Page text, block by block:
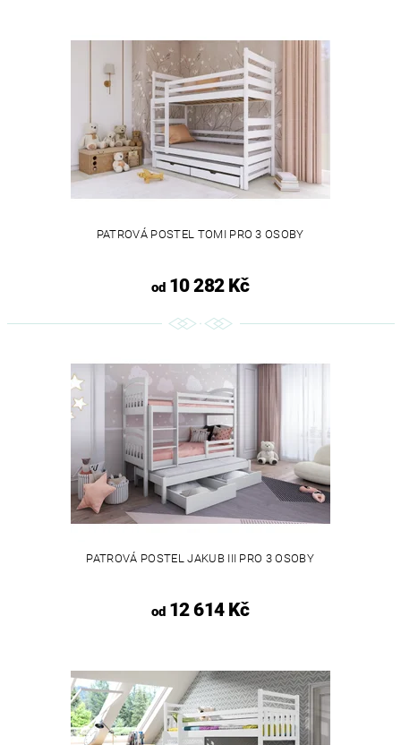
PATROVÁ POSTEL TOMI PRO 3 OSOBY
od10 282 Kč
PATROVÁ POSTEL JAKUB III PRO 3 OSOBY
od12 614 Kč